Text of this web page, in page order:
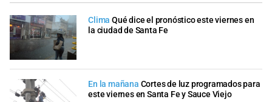
Clima Qué dice el pronóstico este viernes en
la ciudad de Santa Fe
En la mañana Cortes de luz programados para
este viernes en Santa Fe y Sauce Viejo